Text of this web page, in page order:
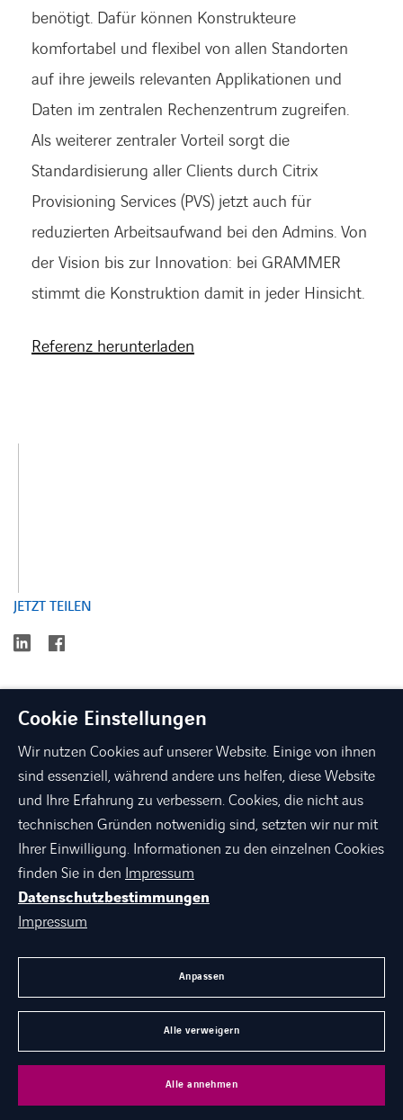
benötigt. Dafür können Konstrukteure
komfortabel und flexibel von allen Standorten
auf ihre jeweils relevanten Applikationen und
Daten im zentralen Rechenzentrum zugreifen.
Als weiterer zentraler Vorteil sorgt die
Standardisierung aller Clients durch Citrix
Provisioning Services (PVS) jetzt auch für
reduzierten Arbeitsaufwand bei den Admins. Von
der Vision bis zur Innovation: bei GRAMMER
stimmt die Konstruktion damit in jeder Hinsicht.
Referenz herunterladen
JETZT TEILEN
linkedin
linkedin
xing facebookinstagramyoutube
KARRIERE BEI AXIANS
Datenschutz
Impressum Karriere Kontakt
Cookie Einstellungen
Wir nutzen Cookies auf unserer Website. Einige von ihnen
sind essenziell, während andere uns helfen, diese Website
und Ihre Erfahrung zu verbessern. Cookies, die nicht aus
technischen Gründen notwenidig sind, setzten wir nur mit
Ihrer Einwilligung. Informationen zu den einzelnen Cookies
finden Sie in den Impressum
Datenschutzbestimmungen
Impressum
Anpassen
Alle verweigern
Alle annehmen